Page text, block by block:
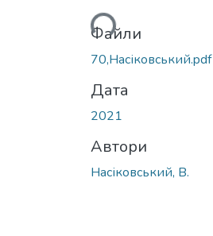
Вантажиться...Файли
70,Насіковський.pdf
Дата
2021
Автори
Насіковський, В.